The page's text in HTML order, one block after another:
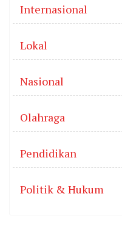
Internasional
Lokal
Nasional
Olahraga
Pendidikan
Politik & Hukum